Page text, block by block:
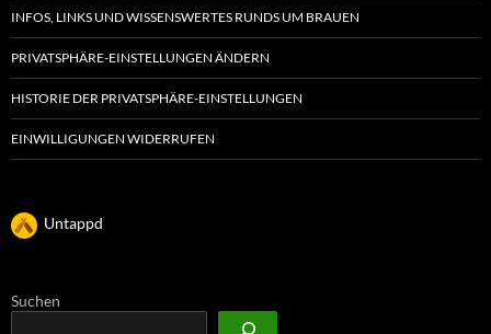
INFOS, LINKS UND WISSENSWERTES RUNDS UM BRAUEN
PRIVATSPHÄRE-EINSTELLUNGEN ÄNDERN
HISTORIE DER PRIVATSPHÄRE-EINSTELLUNGEN
EINWILLIGUNGEN WIDERRUFEN
Untappd
Suchen